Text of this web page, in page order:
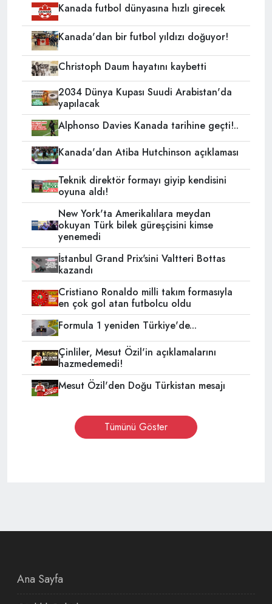
Kanada futbol dünyasına hızlı girecek
Kanada'dan bir futbol yıldızı doğuyor!
Christoph Daum hayatını kaybetti
2034 Dünya Kupası Suudi Arabistan'da
yapılacak
Alphonso Davies Kanada tarihine geçti!..
Kanada'dan Atiba Hutchinson açıklaması
Teknik direktör formayı giyip kendisini
oyuna aldı!
New York'ta Amerikalılara meydan
okuyan Türk bilek güreşçisini kimse
yenemedi
İstanbul Grand Prix'sini Valtteri Bottas
kazandı
Cristiano Ronaldo milli takım formasıyla
en çok gol atan futbolcu oldu
Formula 1 yeniden Türkiye'de...
Çinliler, Mesut Özil'in açıklamalarını
hazmedemedi!
Mesut Özil'den Doğu Türkistan mesajı
Tümünü Göster
Ana Sayfa